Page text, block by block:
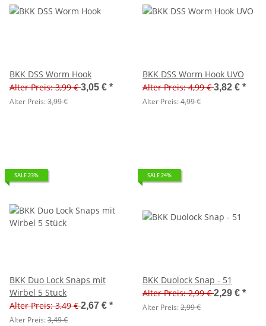
BKK DSS Worm Hook
Alter Preis: 3,99 €3,05 € *
Alter Preis:3,99 €
BKK DSS Worm Hook UVO
Alter Preis: 4,99 €3,82 € *
Alter Preis:4,99 €
SALE 23%
BKK Duo Lock Snaps mit
Wirbel 5 Stück
Alter Preis: 3,49 €2,67 € *
Alter Preis:3,49 €
SALE 24%
BKK Duolock Snap - 51
Alter Preis: 2,99 €2,29 € *
Alter Preis:2,99 €